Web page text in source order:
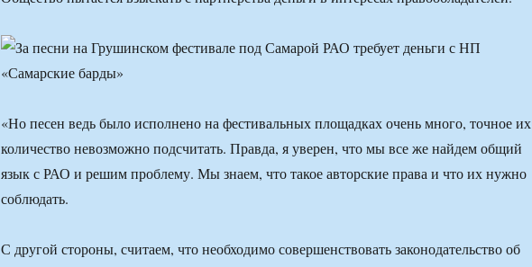
«Но песен ведь было исполнено на фестивальных площадках очень много, точное их
количество невозможно подсчитать. Правда, я уверен, что мы все же найдем общий
язык с РАО и решим проблему. Мы знаем, что такое авторские права и что их нужно
соблюдать.
С другой стороны, считаем, что необходимо совершенствовать законодательство об